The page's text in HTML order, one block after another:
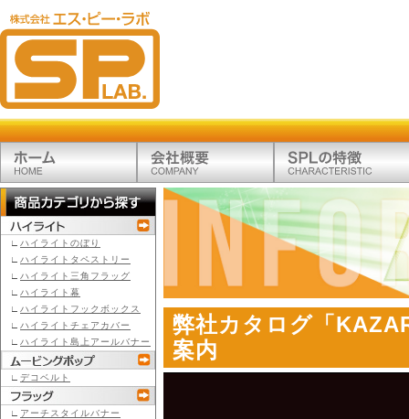
∟ ハイライトのぼり
∟ ハイライトタペストリー
∟ ハイライト三角フラッグ
∟ ハイライト幕
∟ ハイライトフックボックス
∟ ハイライトチェアカバー
∟ ハイライト島上アールバナー
∟ デコベルト
∟ アーチスタイルバナー
弊社カタログ「
案内